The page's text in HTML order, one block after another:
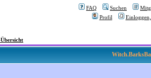
FAQ Suchen
Profil